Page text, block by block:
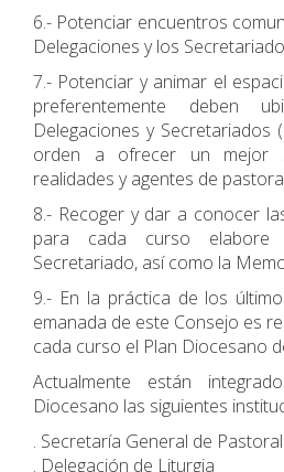
6.- Potenciar encuentros
Delegaciones y los
7.- Potenciar y animar el
preferentemente deben
Delegaciones y Secretariados
orden a ofrecer un mejor
realidades y agentes de
8.- Recoger y dar a conocer
para cada curso elabore
Secretariado, así como la
9.- En la práctica de los
emanada de este Consejo es
cada curso el Plan Diocesano
Actualmente están
Diocesano las siguientes
. Secretaría General de Pastoral
. Delegación de Liturgia